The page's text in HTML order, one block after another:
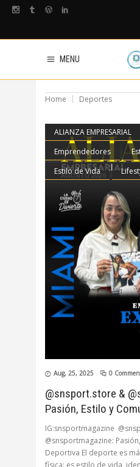
MENU
Home Deportes
ALIANZA EMPRESARIAL
Emprendedores
Estilo de Vida
Aug, 25, 2025 0
@snsport.store &
Pasión, Estilo y
IG:snsportmagazine
@snsportmagazine:
Deportiva El deporte es